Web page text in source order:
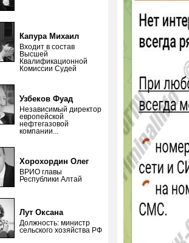
Капура Михаил
Входит в состав
Высшей
Квалификационной
Комиссии Судей
Узбеков Фуад
Независимый директор
европейской
нефтегазовой
компании...
Хорохордин Олег
ВРИО главы
Республики Алтай
Лут Оксана
Должность: министр
сельского хозяйства РФ